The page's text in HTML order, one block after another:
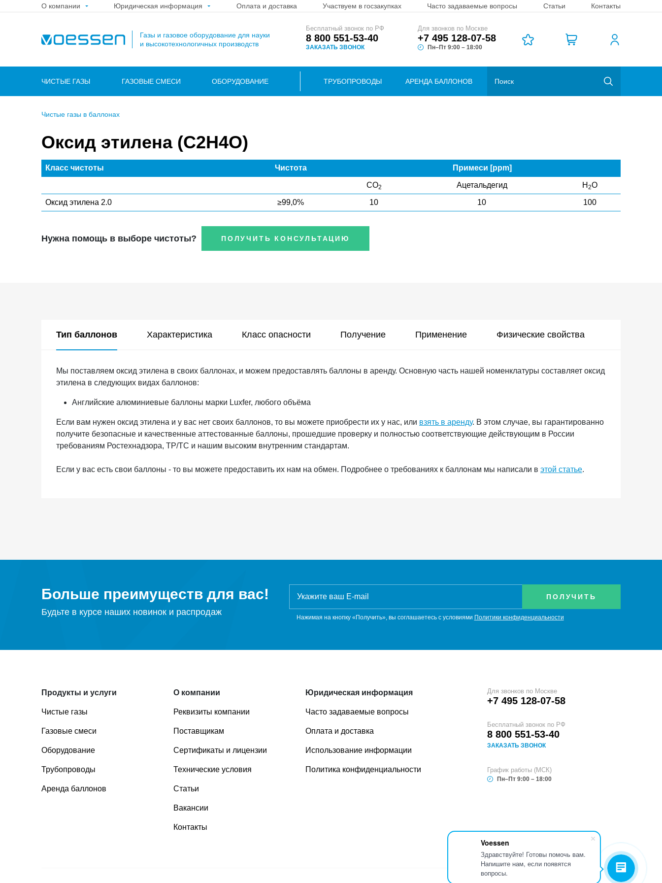
Voessen
Здравствуйте! Готовы помочь вам.
Напишите нам, если появятся
вопросы.
О компании Юридическая информация Оплата и доставка Участвуем в госзакупках Часто задаваемые вопросы Статьи Контакты
Газы и газовое оборудование для науки
и высокотехнологичных производств
Бесплатный звонок по РФ
8 800 551-53-40
ЗАКАЗАТЬ ЗВОНОК
Для звонков по Москве
+7 495 128-07-58
Пн–Пт 9:00 – 18:00
ЧИСТЫЕ ГАЗЫ ГАЗОВЫЕ СМЕСИ ОБОРУДОВАНИЕ ТРУБОПРОВОДЫ АРЕНДА БАЛЛОНОВ
Чистые газы в баллонах
Оксид этилена (C2H4O)
Класс чистоты Чистота Примеси [ppm]
CO2 Ацетальдегид H 2O
Оксид этилена 2.0 ≥99,0% 10 10 100
Нужна помощь в выборе чистоты? ПОЛУЧИТЬ КОНСУЛЬТАЦИЮ
Тип баллонов Характеристика Класс опасности Получение Применение Физические свойства
Мы поставляем оксид этилена в своих баллонах, и можем предоставлять баллоны в аренду. Основную часть нашей номенклатуры составляет оксид
этилена в следующих видах баллонов:
Английские алюминиевые баллоны марки Luxfer, любого объёма
Если вам нужен оксид этилена и у вас нет своих баллонов, то вы можете приобрести их у нас, или взять в аренду. В этом случае, вы гарантированно
получите безопасные и качественные аттестованные баллоны, прошедшие проверку и полностью соответствующие действующим в России
требованиям Ростехнадзора, ТР/ТС и нашим высоким внутренним стандартам.
Если у вас есть свои баллоны - то вы можете предоставить их нам на обмен. Подробнее о требованиях к баллонам мы написали в этой статье.
Больше преимуществ для вас!
Будьте в курсе наших новинок и распродаж
Нажимая на кнопку «Получить», вы соглашаетесь с условиями Политики конфиденциальности
Продукты и услуги
Чистые газы
Газовые смеси
Оборудование
Трубопроводы
Аренда баллонов
О компании
Реквизиты компании
Поставщикам
Сертификаты и лицензии
Технические условия
Статьи
Вакансии
Контакты
Юридическая информация
Часто задаваемые вопросы
Оплата и доставка
Использование информации
Политика конфиденциальности
Для звонков по Москве
+7 495 128-07-58
Бесплатный звонок по РФ
8 800 551-53-40
ЗАКАЗАТЬ ЗВОНОК
График работы (МСК)
Пн–Пт 9:00 – 18:00